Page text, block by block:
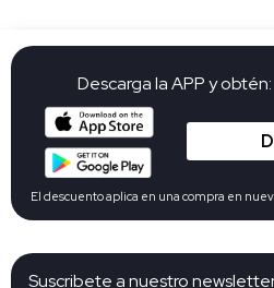
Suscribete a nuestro
Descarga la APP y obtén:
El descuento aplica en una compra en